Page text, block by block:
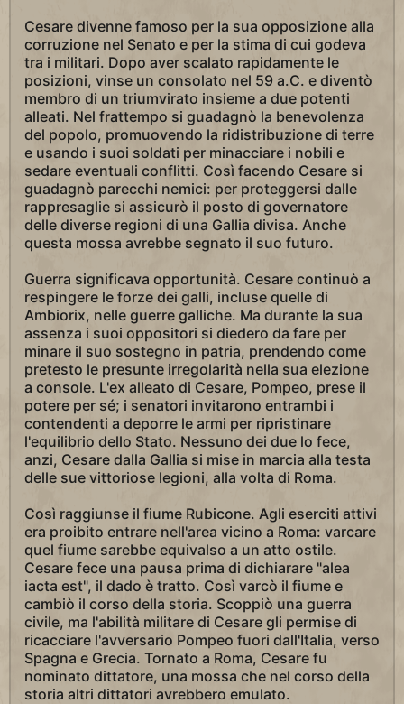
Cesare divenne famoso per la sua opposizione alla
corruzione nel Senato e per la stima di cui godeva
tra i militari. Dopo aver scalato rapidamente le
posizioni, vinse un consolato nel 59 a.C. e diventò
membro di un triumvirato insieme a due potenti
alleati. Nel frattempo si guadagnò la benevolenza
del popolo, promuovendo la ridistribuzione di terre
e usando i suoi soldati per minacciare i nobili e
sedare eventuali conflitti. Così facendo Cesare si
guadagnò parecchi nemici: per proteggersi dalle
rappresaglie si assicurò il posto di governatore
delle diverse regioni di una Gallia divisa. Anche
questa mossa avrebbe segnato il suo futuro.
Guerra significava opportunità. Cesare continuò a
respingere le forze dei galli, incluse quelle di
Ambiorix, nelle guerre galliche. Ma durante la sua
assenza i suoi oppositori si diedero da fare per
minare il suo sostegno in patria, prendendo come
pretesto le presunte irregolarità nella sua elezione
a console. L'ex alleato di Cesare, Pompeo, prese il
potere per sé; i senatori invitarono entrambi i
contendenti a deporre le armi per ripristinare
l'equilibrio dello Stato. Nessuno dei due lo fece,
anzi, Cesare dalla Gallia si mise in marcia alla testa
delle sue vittoriose legioni, alla volta di Roma.
Così raggiunse il fiume Rubicone. Agli eserciti attivi
era proibito entrare nell'area vicino a Roma: varcare
quel fiume sarebbe equivalso a un atto ostile.
Cesare fece una pausa prima di dichiarare "alea
iacta est", il dado è tratto. Così varcò il fiume e
cambiò il corso della storia. Scoppiò una guerra
civile, ma l'abilità militare di Cesare gli permise di
ricacciare l'avversario Pompeo fuori dall'Italia, verso
Spagna e Grecia. Tornato a Roma, Cesare fu
nominato dittatore, una mossa che nel corso della
storia altri dittatori avrebbero emulato.